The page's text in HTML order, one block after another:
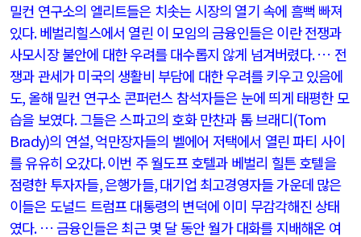
밀컨 연구소의 엘리트들은 치솟는 시장의 열기 속에 흠뻑 빠져
있다.베벌리힐스에서 열린 이 모임의 금융인들은 이란 전쟁과
사모시장 불안에 대한 우려를 대수롭지 않게 넘겨버렸다.… 전
쟁과 관세가 미국의 생활비 부담에 대한 우려를 키우고 있음에
도, 올해 밀컨 연구소 콘퍼런스 참석자들은 눈에 띄게 태평한 모
습을 보였다.그들은 스파고의 호화 만찬과 톰 브래디(Tom
Brady)의 연설,억만장자들의 벨에어 저택에서 열린 파티 사이
를 유유히 오갔다.이번 주 월도프 호텔과 베벌리 힐튼 호텔을
점령한 투자자들,은행가들,대기업 최고경영자들 가운데 많은
이들은 도널드 트럼프 대통령의 변덕에 이미 무감각해진 상태
였다. … 금융인들은 최근 몇 달 동안 월가 대화를 지배해온 여